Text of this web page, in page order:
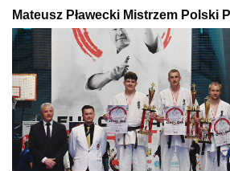
Mateusz Pławecki Mistrzem Polski